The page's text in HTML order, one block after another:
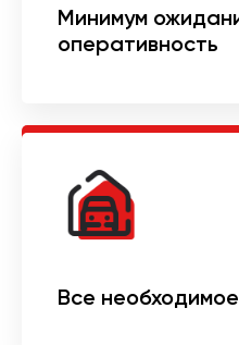
Минимум
оперативность
Все